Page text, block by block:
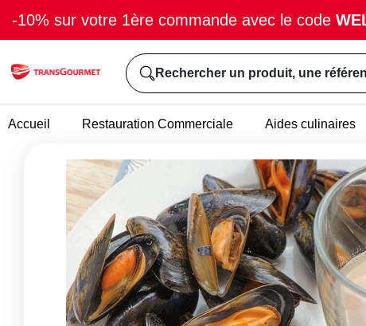
-10% sur votre 1ère commande avec le code
Rechercher un produit, une
Accueil Restauration Commerciale Aides culinaires